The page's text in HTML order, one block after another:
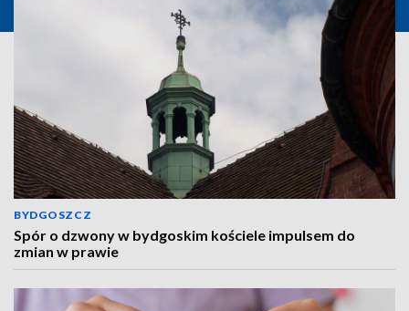
BYDGOSZCZ
Spór o dzwony w bydgoskim kościele impulsem do
zmian w prawie